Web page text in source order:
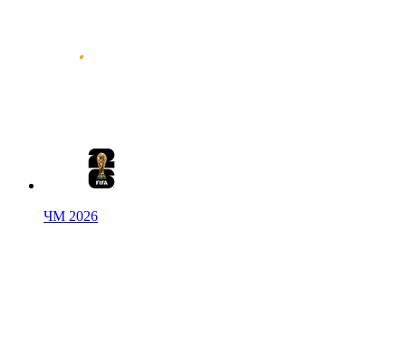
ЧМ 2026